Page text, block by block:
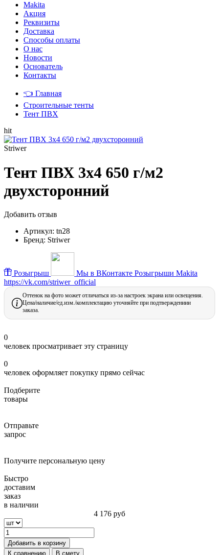
Makita
Акция
Реквизиты
Доставка
Способы оплаты
О нас
Новости
Основатель
Контакты
👈 Главная
Строительные тенты
Тент ПВХ
hit
Striwer
Тент ПВХ 3х4 650 г/м2
двухсторонний
Добавить отзыв
Артикул: tn28
Бренд: Striwer
Розыгрыш Мы в ВКонтакте Розыгрыши Makita
https://vk.com/striwer_official
Оттенок на фото может отличаться из-за настроек экрана или освещения.
Цена/наличие/ед.изм./комплектацию уточняйте при подтверждениии
заказа.
0
человек просматривает эту страницу
0
человек оформляет покупку прямо сейчас
Подберите
товары
Отправьте
запрос
Получите персональную цену
Быстро
доставим
заказ
в наличии
4 176 руб
Добавить в корзину
К сравнению
В смету